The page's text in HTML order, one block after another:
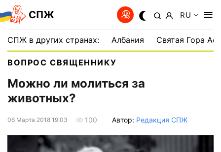
СПЖ RU
СПЖ в других странах: Албания Святая Гора
ВОПРОС СВЯЩЕННИКУ
Можно ли молиться за
животных?
06 Марта 2018 19:03 100 Автор: Редакция СПЖ